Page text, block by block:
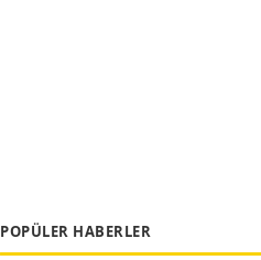
POPÜLER HABERLER